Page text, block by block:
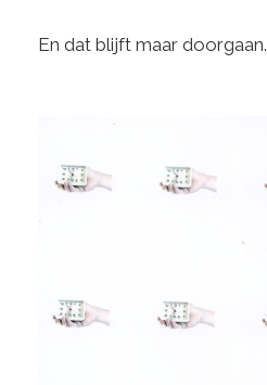
En dat blijft maar doorgaan.